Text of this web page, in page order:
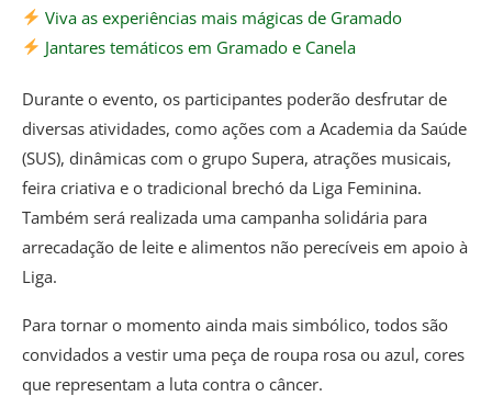
Viva as experiências mais mágicas de Gramado
Jantares temáticos em Gramado e Canela
Durante o evento, os participantes poderão desfrutar de
diversas atividades, como ações com a Academia da Saúde
(SUS), dinâmicas com o grupo Supera, atrações musicais,
feira criativa e o tradicional brechó da Liga Feminina.
Também será realizada uma campanha solidária para
arrecadação de leite e alimentos não perecíveis em apoio à
Liga.
Para tornar o momento ainda mais simbólico, todos são
convidados a vestir uma peça de roupa rosa ou azul, cores
que representam a luta contra o câncer.